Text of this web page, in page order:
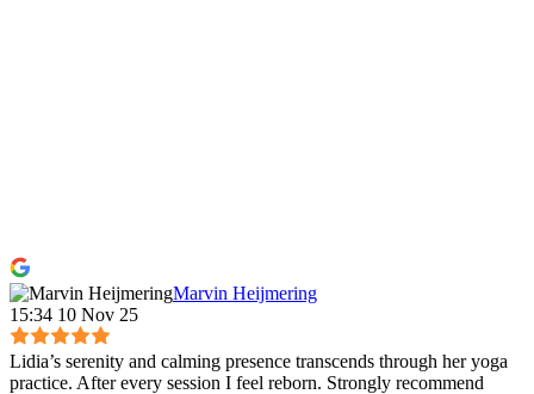
Marvin Heijmering
15:34 10 Nov 25
Lidia’s serenity and calming presence transcends through her yoga
practice. After every session I feel reborn. Strongly recommend